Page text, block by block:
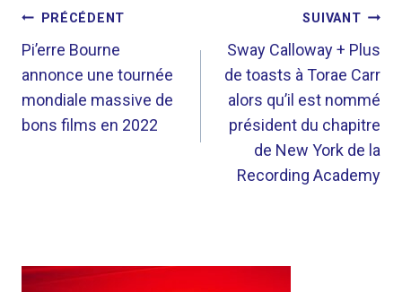
NAVIGATION
DE
L’ARTICLE
PRÉCÉDENT
Pi’erre Bourne
annonce une tournée
mondiale massive de
bons films en 2022
SUIVANT
Sway Calloway + Plus
de toasts à Torae Carr
alors qu’il est nommé
président du chapitre
de New York de la
Recording Academy